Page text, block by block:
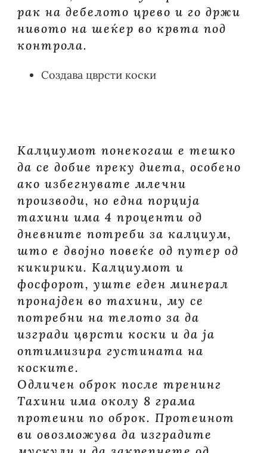
рак на дебелото црево и го држи
нивото на шеќер во крвта под
контрола.
Создава цврсти коски
Калциумот понекогаш е тешко
да се добие преку диета, особено
ако избегнувате млечни
производи, но една порција
тахини има 4 проценти од
дневните потреби за калциум,
што е двојно повеќе од путер од
кикирики. Калциумот и
фосфорот, уште еден минерал
пронајден во тахини, му се
потребни на телото за да
изгради цврсти коски и да ја
оптимизира густината на
коските.
Одличен оброк после тренинг
Тахини има околу 8 грама
протеини по оброк. Протеинот
ви овозможува да изградите